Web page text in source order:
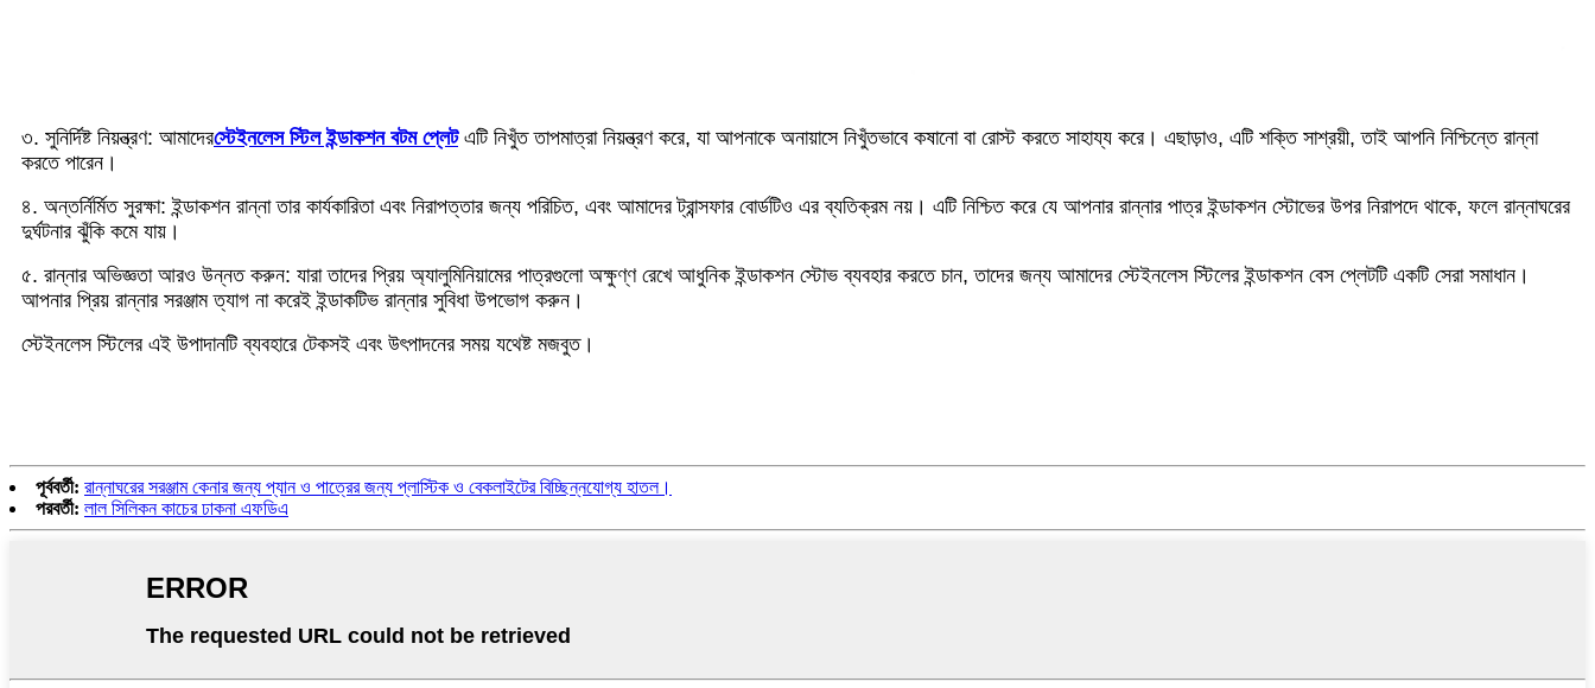
৩. সুনির্দিষ্ট নিয়ন্ত্রণ: আমাদেরস্টেইনলেস স্টিল ইন্ডাকশন বটম প্লেট এটি নিখুঁত তাপমাত্রা নিয়ন্ত্রণ করে, যা আপনাকে অনায়াসে নিখুঁতভাবে কষানো বা রোস্ট করতে সাহায্য করে। এছাড়াও, এটি শক্তি সাশ্রয়ী, তাই আপনি নিশ্চিন্তে রান্না
করতে পারেন।
৪. অন্তর্নির্মিত সুরক্ষা: ইন্ডাকশন রান্না তার কার্যকারিতা এবং নিরাপত্তার জন্য পরিচিত, এবং আমাদের ট্রান্সফার বোর্ডটিও এর ব্যতিক্রম নয়। এটি নিশ্চিত করে যে আপনার রান্নার পাত্র ইন্ডাকশন স্টোভের উপর নিরাপদে থাকে, ফলে রান্নাঘরের
দুর্ঘটনার ঝুঁকি কমে যায়।
৫. রান্নার অভিজ্ঞতা আরও উন্নত করুন: যারা তাদের প্রিয় অ্যালুমিনিয়ামের পাত্রগুলো অক্ষুণ্ণ রেখে আধুনিক ইন্ডাকশন স্টোভ ব্যবহার করতে চান, তাদের জন্য আমাদের স্টেইনলেস স্টিলের ইন্ডাকশন বেস প্লেটটি একটি সেরা সমাধান।
আপনার প্রিয় রান্নার সরঞ্জাম ত্যাগ না করেই ইন্ডাকটিভ রান্নার সুবিধা উপভোগ করুন।
স্টেইনলেস স্টিলের এই উপাদানটি ব্যবহারে টেকসই এবং উৎপাদনের সময় যথেষ্ট মজবুত।
পূর্ববর্তী: রান্নাঘরের সরঞ্জাম কেনার জন্য প্যান ও পাত্রের জন্য প্লাস্টিক ও বেকলাইটের বিচ্ছিন্নযোগ্য হাতল।
পরবর্তী: লাল সিলিকন কাচের ঢাকনা এফডিএ